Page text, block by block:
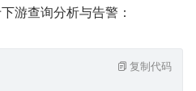
游查询分析与告警：
复制代码